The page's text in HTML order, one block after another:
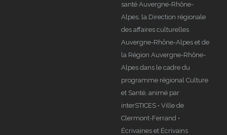
santé Auvergne-Rhône-
Alpes, la Direction régionale
des affaires culturelles
Auvergne-Rhône-Alpes et de
la Région Auvergne-Rhône-
Alpes dans le cadre du
programme régional Culture
et Santé, animé par
interSTICES • Ville de
Clermont-Ferrand •
Écrivaines et Écrivains